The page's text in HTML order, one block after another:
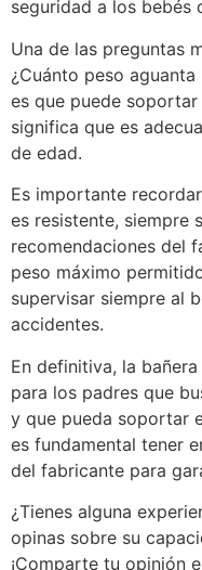
seguridad a los bebés
Una de las preguntas
¿Cuánto peso
es que puede
significa que es
de edad.
Es importante
es resistente, siempre
recomendaciones del
peso máximo
supervisar siempre al
accidentes.
En definitiva, la
para los padres que
y que pueda soportar
es fundamental tener
del fabricante para
¿Tienes alguna
opinas sobre su
¡Comparte tu opinión